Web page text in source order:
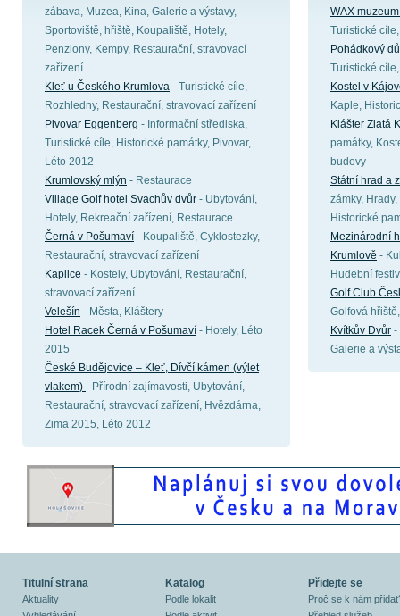
zábava, Muzea, Kina, Galerie a výstavy,
Sportoviště, hřiště, Koupaliště, Hotely,
Penziony, Kempy, Restaurační, stravovací
zařízení
Kleť u Českého Krumlova - Turistické cíle,
Rozhledny, Restaurační, stravovací zařízení
Pivovar Eggenberg - Informační střediska,
Turistické cíle, Historické památky, Pivovar,
Léto 2012
Krumlovský mlýn - Restaurace
Village Golf hotel Svachův dvůr - Ubytování,
Hotely, Rekreační zařízení, Restaurace
Černá v Pošumaví - Koupaliště, Cyklostezky,
Restaurační, stravovací zařízení
Kaplice - Kostely, Ubytování, Restaurační,
stravovací zařízení
Velešín - Města, Kláštery
Hotel Racek Černá v Pošumaví - Hotely, Léto
2015
České Budějovice – Kleť, Dívčí kámen (výlet
vlakem) - Přírodní zajímavosti, Ubytování,
Restaurační, stravovací zařízení, Hvězdárna,
Zima 2015, Léto 2012
WAX
Turistické
Pohádkový
Turistické
Kostel v
Kaple,
Klášter Zlatá
památky,
budovy
Státní hrad a
zámky,
Historické
Mezinárodní
Krumlově -
Hudební
Golf Club
Golfová
Kvítkův Dvůr -
Galerie a
Titulní strana
Aktuality
Katalog
Podle lokalit
Přidejte se
Proč se k nám